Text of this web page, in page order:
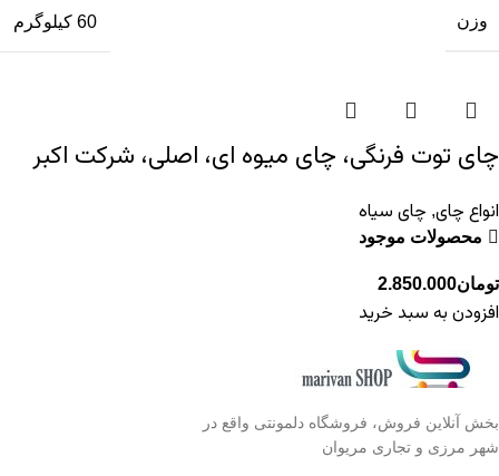
وزن 60 کیلوگرم
چای توت فرنگی، چای میوه ای، اصلی، شرکت اکبر
انواع چای, چای سیاه
محصولات موجود
تومان2.850.000
افزودن به سبد خرید
بخش آنلاین فروش، فروشگاه دلمونتی واقع در
شهر مرزی و تجاری مریوان